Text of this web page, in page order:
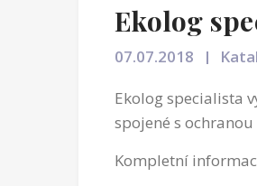
Ekolog
07.07.2018
Ekolog specialista
spojené s
Kompletní